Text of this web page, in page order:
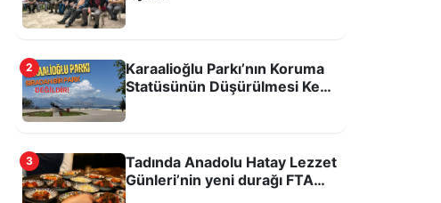
Bremen Mızıkacıları!
2
Karaalioğlu Parkı’nın Koruma
Statüsünün Düşürülmesi Kent
3
Tadında Anadolu Hatay Lezzet
Günleri’nin yeni durağı FTA